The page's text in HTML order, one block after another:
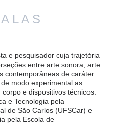
L A S
e pesquisador cuja trajetória
entre arte sonora, arte
contemporâneas de caráter
modo experimental as
e dispositivos técnicos.
e Tecnologia pela
de São Carlos (UFSCar) e
pela Escola de